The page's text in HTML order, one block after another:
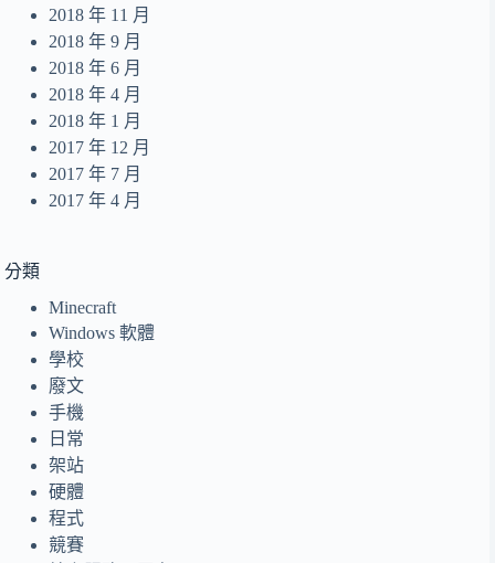
2018 年 11 月
2018 年 9 月
2018 年 6 月
2018 年 4 月
2018 年 1 月
2017 年 12 月
2017 年 7 月
2017 年 4 月
分類
Minecraft
Windows 軟體
學校
廢文
手機
日常
架站
硬體
程式
競賽